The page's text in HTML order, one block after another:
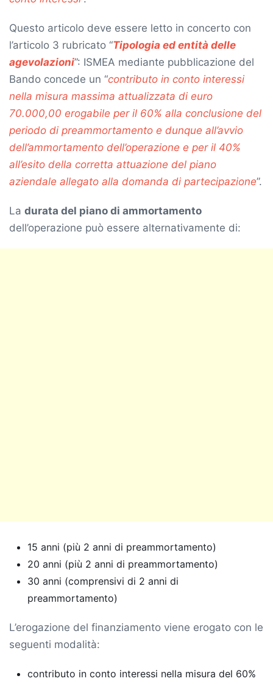
Questo articolo deve essere letto in concerto con
l’articolo 3 rubricato “Tipologia ed entità delle
agevolazioni”: ISMEA mediante pubblicazione del
Bando concede un “contributo in conto interessi
nella misura massima attualizzata di euro
70.000,00 erogabile per il 60% alla conclusione del
periodo di preammortamento e dunque all’avvio
dell’ammortamento dell’operazione e per il 40%
all’esito della corretta attuazione del piano
aziendale allegato alla domanda di partecipazione”.
La durata del piano di ammortamento
dell’operazione può essere alternativamente di:
15 anni (più 2 anni di preammortamento)
20 anni (più 2 anni di preammortamento)
30 anni (comprensivi di 2 anni di
preammortamento)
L’erogazione del finanziamento viene erogato con le
seguenti modalità:
contributo in conto interessi nella misura del 60%